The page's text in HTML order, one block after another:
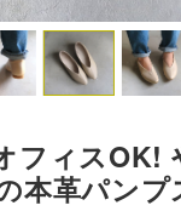
フィスOK!
本革パンプ